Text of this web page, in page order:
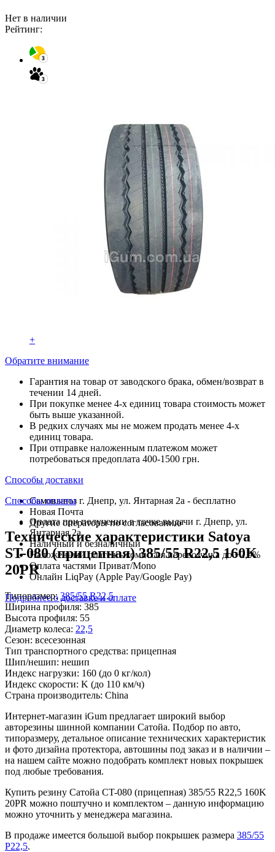
Нет в наличии
Рейтинг:
+
Обратите внимание
Гарантия на товар от заводского брака, обмен/возврат в
течении 14 дней.
При покупке менее 4-х единиц товара стоимость может
быть выше указанной.
В редких случаях мы не можем продать менее 4-х
единиц товара.
При отправке наложенным платежом может
потребоваться предоплата 400-1500 грн.
Способы доставки
Самовывоз г. Днепр, ул. Янтарная 2а - бесплатно
Новая Почта
Другие операторы по согласованию
Способы оплаты
Оплата при получении в точке выдачи г. Днепр, ул.
Янтарная 2а
Наличный и безналичный
Наложенный платеж - комиссия перевозчика до +2,9%
Оплата частями Приват/Mono
Онлайн LiqPay (Apple Pay/Google Pay)
Подробнее о доставке и оплате
Технические характеристики Satoya
ST-080 (прицепная) 385/55 R22,5 160K
20PR
Типоразмер:385/55 R22,5
Ширина профиля: 385
Высота профиля: 55
Диаметр колеса: 22,5
Сезон: всесезонная
Тип транспортного средства: прицепная
Шип/нешип: нешип
Индекс нагрузки: 160 (до 0 кг/кол)
Индекс скорости: K (до 110 км/ч)
Страна производитель: China
Интернет-магазин iGum предлагает широкий выбор
авторезины шинной компании Сатойа. Подбор по авто,
типоразмеру, детальное описание технических характеристик
и фото дизайна протектора, автошины под заказ и в наличии –
на нашем сайте можно подобрать комплект новых покрышек
под любые требования.
Купить резину Сатойа СT-080 (прицепная) 385/55 R22,5 160K
20PR можно поштучно и комплектом – данную информацию
можно уточнить у менеджера магазина.
В продаже имеется большой выбор покрышек размера 385/55
Р22,5.